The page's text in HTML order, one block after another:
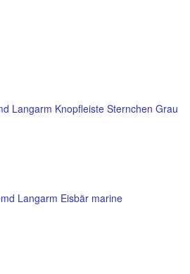
Langarm Knopfleiste Sternchen Grau